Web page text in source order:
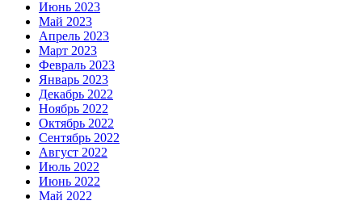
Июнь 2023
Май 2023
Апрель 2023
Март 2023
Февраль 2023
Январь 2023
Декабрь 2022
Ноябрь 2022
Октябрь 2022
Сентябрь 2022
Август 2022
Июль 2022
Июнь 2022
Май 2022